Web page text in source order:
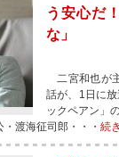
う安心だ
な」
二宮和也が
話が、1日に
ックペアン」
渡海征司郎・・・ 続